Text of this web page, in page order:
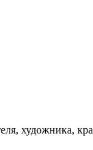
художника,